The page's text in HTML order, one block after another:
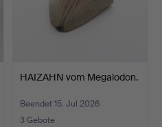
HAIZAHN vom Megalodon.
Beendet 15. Jul 2026
3 Gebote